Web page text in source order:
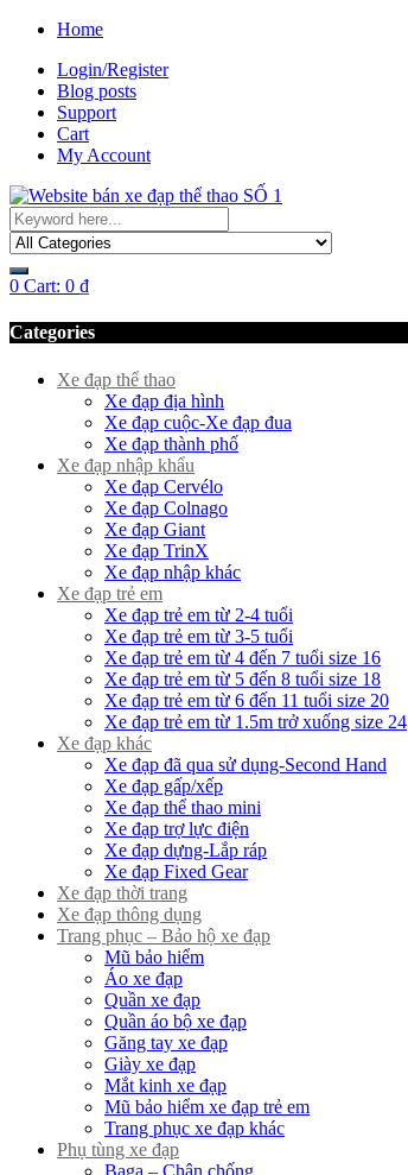
Home
Login/Register
Blog posts
Support
Cart
My Account
0 Cart: 0 ₫
Categories
Xe đạp thể thao
Xe đạp địa hình
Xe đạp cuộc-Xe đạp đua
Xe đạp thành phố
Xe đạp nhập khẩu
Xe đạp Cervélo
Xe đạp Colnago
Xe đạp Giant
Xe đạp TrinX
Xe đạp nhập khác
Xe đạp trẻ em
Xe đạp trẻ em từ 2-4 tuổi
Xe đạp trẻ em từ 3-5 tuổi
Xe đạp trẻ em từ 4 đến 7 tuổi size 16
Xe đạp trẻ em từ 5 đến 8 tuổi size 18
Xe đạp trẻ em từ 6 đến 11 tuổi size 20
Xe đạp trẻ em từ 1.5m trở xuống size 24
Xe đạp khác
Xe đạp đã qua sử dụng-Second Hand
Xe đạp gấp/xếp
Xe đạp thể thao mini
Xe đạp trợ lực điện
Xe đạp dựng-Lắp ráp
Xe đạp Fixed Gear
Xe đạp thời trang
Xe đạp thông dụng
Trang phục – Bảo hộ xe đạp
Mũ bảo hiểm
Áo xe đạp
Quần xe đạp
Quần áo bộ xe đạp
Găng tay xe đạp
Giày xe đạp
Mắt kinh xe đạp
Mũ bảo hiểm xe đạp trẻ em
Trang phục xe đạp khác
Phụ tùng xe đạp
Baga – Chân chống